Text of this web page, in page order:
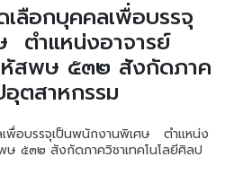
เลือกบุคคลเพื่อบรรจุ
ตำแหน่งอาจารย์
หัสพษ ๕๓๒ สังกัดภาค
อุตสาหกรรม
เพื่อบรรจุเป็นพนักงานพิเศษ ตำแหน่ง
ษ ๕๓๒ สังกัดภาควิชาเทคโนโลยีศิลป